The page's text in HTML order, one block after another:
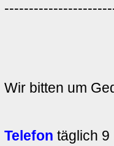
Wir bitten um
Telefon täglich 9